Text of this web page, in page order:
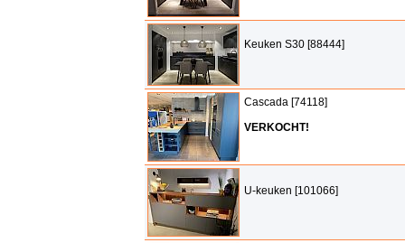
Keuken S30 [88444]
Cascada [74118]
VERKOCHT!
U-keuken [101066]